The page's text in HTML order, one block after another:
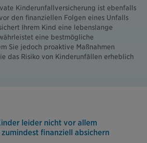
Kinderunfallversicherung ist ebenfalls
den finanziellen Folgen eines Unfalls
Ihrem Kind eine lebenslange
eine bestmögliche
Sie jedoch proaktive Maßnahmen
das Risiko von Kinderunfällen erheblich
leider nicht vor allem
finanziell absichern